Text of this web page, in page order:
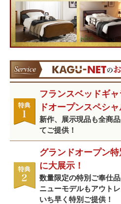
フランスベッドギ
ドオープンスペシャ
新作、展示現品も全商
てご提供！
グランドオープン
に大展示！
数量限定の特別ご奉仕
ニューモデルもアウト
いち早く特別ご提供！